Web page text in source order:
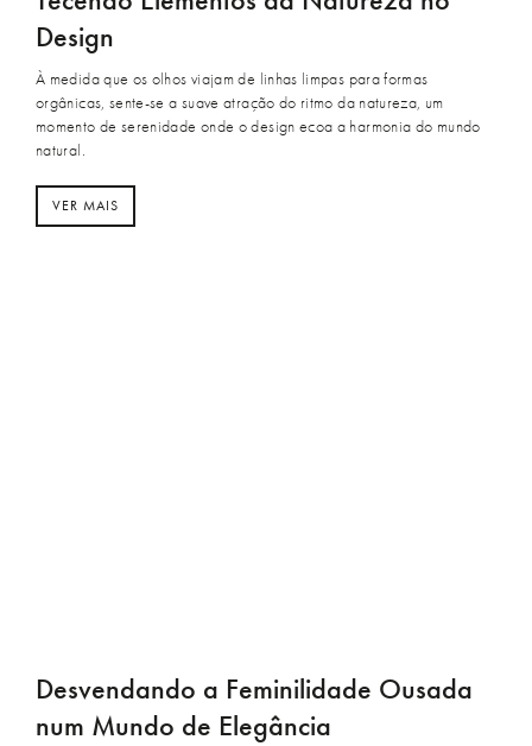
Design
À medida que os olhos viajam de linhas limpas para formas
orgânicas, sente-se a suave atração do ritmo da natureza, um
momento de serenidade onde o design ecoa a harmonia do mundo
natural.
VER MAIS
Desvendando a Feminilidade Ousada
num Mundo de Elegância